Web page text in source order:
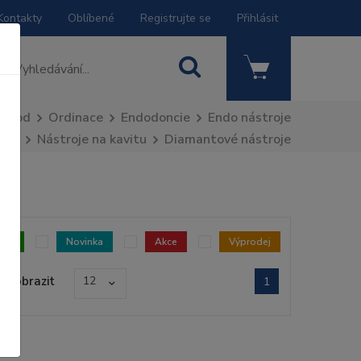
Oblíbené Registrujte se Přihlásit
Úvod Ordinace Endodoncie
Endo nástroje
Nástroje na kavitu
Diamantové nástroje
Novinka Akce Výprodej
Zobrazit 12 1